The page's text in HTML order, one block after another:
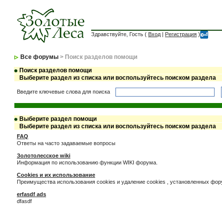
Здравствуйте, Гость ( Вход | Регистрация )
Все форумы > Поиск разделов помощи
Поиск разделов помощи
Выберите раздел из списка или воспользуйтесь поиском раздела
Введите ключевые слова для поиска
Выберите раздел помощи
Выберите раздел из списка или воспользуйтесь поиском раздела
FAQ
Ответы на часто задаваемые вопросы
Золотолесское wiki
Информация по использованию функции WIKI форума.
Cookies и их использование
Преимущества использования cookies и удаление cookies , установленных
erfasdf ads
dfasdf